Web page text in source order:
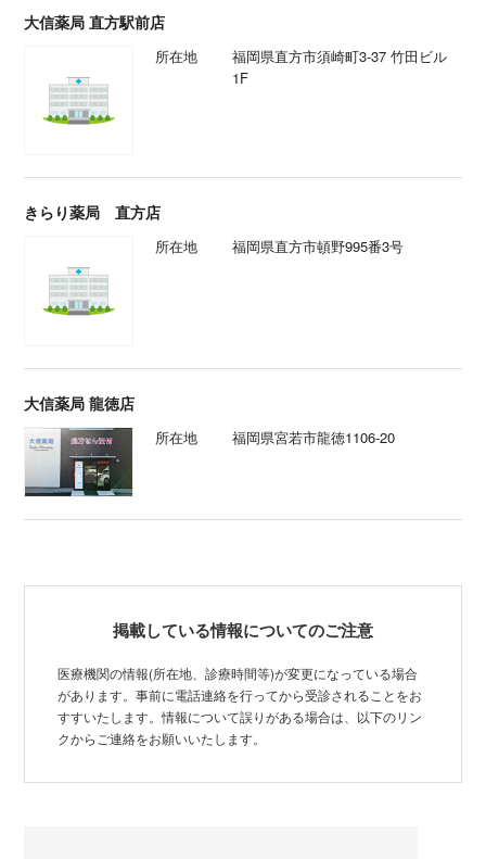
大信薬局 直方駅前店
所在地
福岡県直方市須崎町3-37 竹田ビル
1F
きらり薬局 直方店
所在地 福岡県直方市頓野995番3号
大信薬局 龍徳店
所在地 福岡県宮若市龍徳1106-20
掲載している情報についてのご注意
医療機関の情報(所在地、診療時間等)が変更になっている場合
があります。事前に電話連絡を行ってから受診されることをお
すすいたします。情報について誤りがある場合は、以下のリン
クからご連絡をお願いいたします。